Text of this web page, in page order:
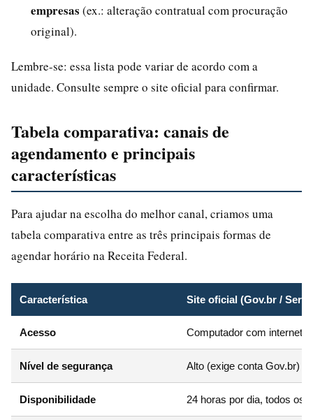
empresas (ex.: alteração contratual com procuração
original).
Lembre-se: essa lista pode variar de acordo com a
unidade. Consulte sempre o site oficial para confirmar.
Tabela comparativa: canais de
agendamento e principais
características
Para ajudar na escolha do melhor canal, criamos uma
tabela comparativa entre as três principais formas de
agendar horário na Receita Federal.
Característica Site oficial (Gov.br /
Acesso Computador com internet
Nível de segurança Alto (exige conta Gov.br)
Disponibilidade 24 horas por dia, todos os